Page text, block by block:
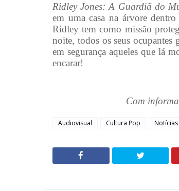
Ridley Jones: A Guardiã do
em uma casa na árvore
Ridley tem como missão
noite, todos os seus ocupantes
em segurança aqueles que lá
encarar!
Com
Audiovisual Cultura Pop Notícias